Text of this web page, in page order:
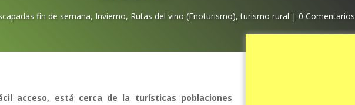
fin de semana, Invierno, Rutas del vino (Enoturismo),turismo rural | 0 Comentarios
acceso, está cerca de la turísticas poblaciones